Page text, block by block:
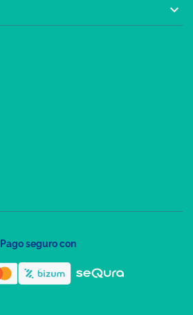

Pago seguro con